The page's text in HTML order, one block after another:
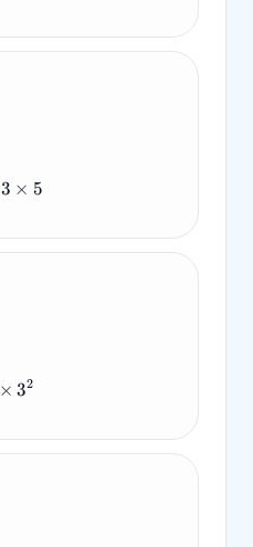
2 \times 3 \times 5
3 × 5
2^2 \times 3^2
× 32